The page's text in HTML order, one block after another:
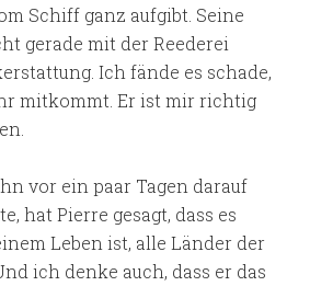
Schiff ganz aufgibt. Seine
gerade mit der Reederei
Ich fände es schade,
mitkommt. Er ist mir richtig
vor ein paar Tagen darauf
hat Pierre gesagt, dass es
Leben ist, alle Länder der
ich denke auch, dass er das